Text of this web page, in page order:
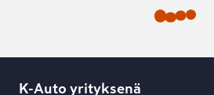
K-Auto yrityksenä